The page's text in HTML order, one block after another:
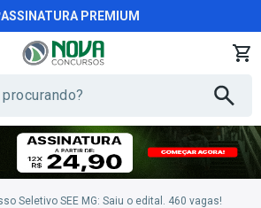
ASSINATURA PREMIUM
Seletivo SEE MG: Saiu o edital. 460 vagas!